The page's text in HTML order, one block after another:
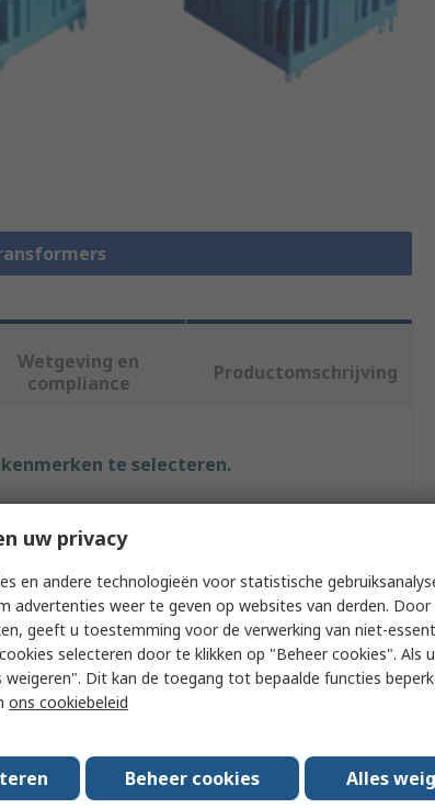
Wetgeving en
compliance
Productomschrijving
te selecteren.
2 x 115 V ac
Toroidal Transformer
82g
uw privacy
en andere technologieën voor statistische
advertenties weer te geven op websites van derden. Door
geeft u toestemming voor de verwerking van niet-
selecteren door te klikken op "Beheer cookies". Als
weigeren". Dit kan de toegang tot bepaalde functies
ons cookiebeleid
Beheer cookies Alles